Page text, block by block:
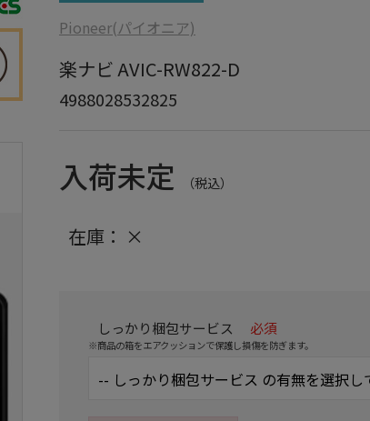
Pioneer(パイオニア)
楽ナビ AVIC-RW822-D
4988028532825
入荷未定 （税込）
在庫： ×
しっかり梱包サービス 必須
※商品の箱をエアクッションで保護し損傷を防ぎます。